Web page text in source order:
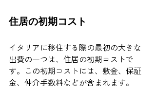
住居の初期コスト
イタリアに移住する際の最初の大きな
出費の一つは、住居の初期コストで
す。この初期コストには、敷金、保証
金、仲介手数料などが含まれます。